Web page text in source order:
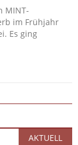
MINT-
im Frühjahr
Es ging
AKTUELL